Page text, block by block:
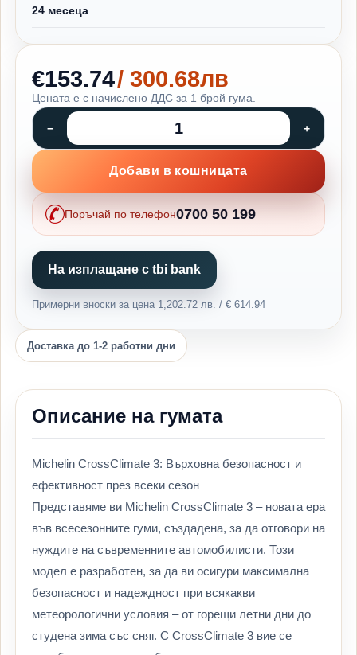
24 месеца
€153.74/ 300.68лв
Цената е с начислено ДДС за 1 брой гума.
Добави в кошницата
Поръчай по телефон0700 50 199
На изплащане с tbi bank
Примерни вноски за цена 1,202.72 лв. / € 614.94
Доставка до 1-2 работни дни
Описание на гумата
Michelin CrossClimate 3: Върховна безопасност и
ефективност през всеки сезон
Представяме ви Michelin CrossClimate 3 – новата ера
във всесезонните гуми, създадена, за да отговори на
нуждите на съвременните автомобилисти. Този
модел е разработен, за да ви осигури максимална
безопасност и надеждност при всякакви
метеорологични условия – от горещи летни дни до
студена зима със сняг. С CrossClimate 3 вие се